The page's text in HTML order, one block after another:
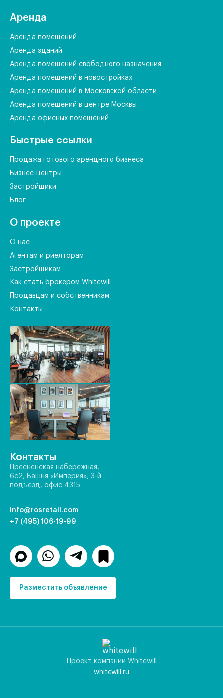
Аренда
Аренда помещений
Аренда зданий
Аренда помещений свободного назначения
Аренда помещений в новостройках
Аренда помещений в Московской области
Аренда помещений в центре Москвы
Аренда офисных помещений
Быстрые ссылки
Продажа готового арендного бизнеса
Бизнес-центры
Застройщики
Блог
О проекте
О нас
Агентам и риелторам
Застройщикам
Как стать брокером Whitewill
Продавцам и собственникам
Контакты
Контакты
Пресненская набережная,
6с2, Башня «Империя», 3-й
подъезд, офис 4315
info@rosretail.com
+7 (495) 106-19-99
Разместить объявление
Проект компании Whitewill
whitewill.ru